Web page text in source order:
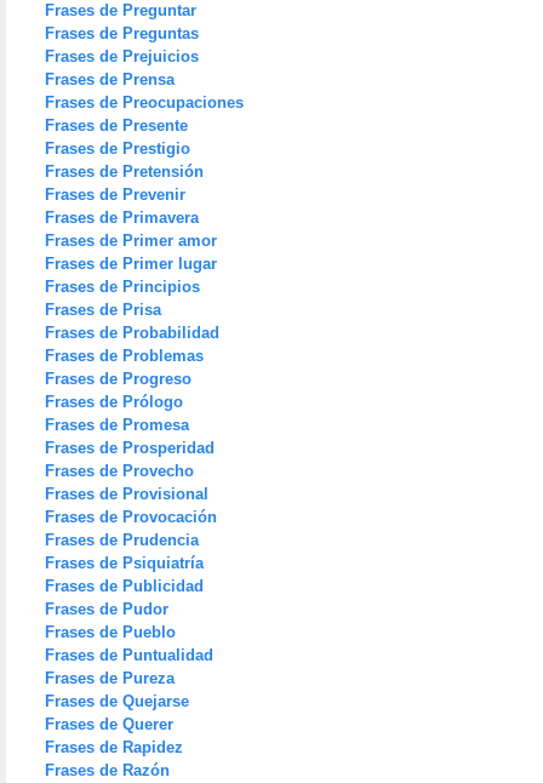
Frases de Preguntar
Frases de Preguntas
Frases de Prejuicios
Frases de Prensa
Frases de Preocupaciones
Frases de Presente
Frases de Prestigio
Frases de Pretensión
Frases de Prevenir
Frases de Primavera
Frases de Primer amor
Frases de Primer lugar
Frases de Principios
Frases de Prisa
Frases de Probabilidad
Frases de Problemas
Frases de Progreso
Frases de Prólogo
Frases de Promesa
Frases de Prosperidad
Frases de Provecho
Frases de Provisional
Frases de Provocación
Frases de Prudencia
Frases de Psiquiatría
Frases de Publicidad
Frases de Pudor
Frases de Pueblo
Frases de Puntualidad
Frases de Pureza
Frases de Quejarse
Frases de Querer
Frases de Rapidez
Frases de Razón